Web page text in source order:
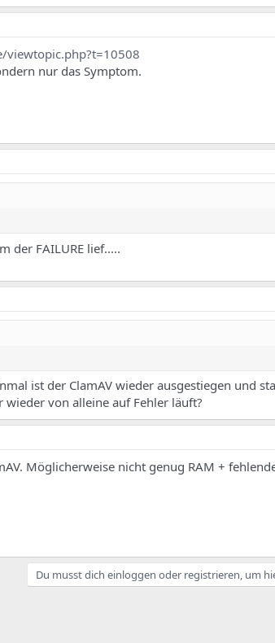
viewtopic.php?t=10508
nur das Symptom.
der FAILURE lief.....
ist der ClamAV wieder ausgestiegen und
von alleine auf Fehler läuft?
Möglicherweise nicht genug RAM +
Du musst dich einloggen oder registrieren, um